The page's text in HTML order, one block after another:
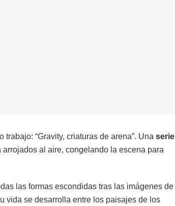
“Gravity, criaturas de arena”. Una serie
al aire, congelando la escena para
las formas escondidas tras las imágenes de
vida se desarrolla entre los paisajes de los